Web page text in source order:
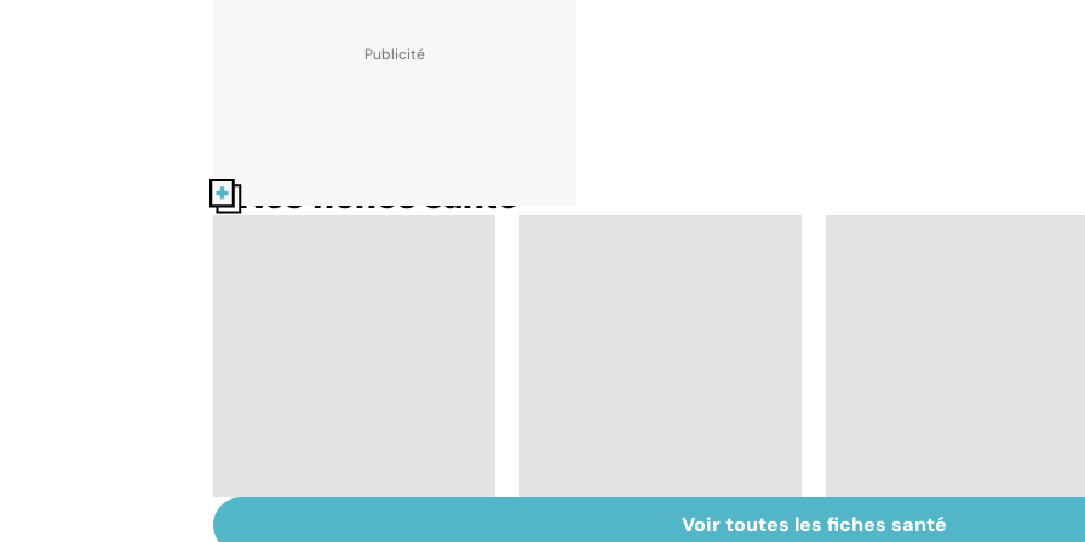
Nos fiches santé
Muscler ses abdos
Voir toutes les fiches santé